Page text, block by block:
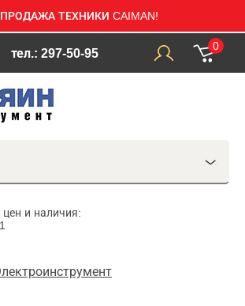
ТЕХНИКИ CAIMAN!
тел.: 297-50-95
0
и наличия: